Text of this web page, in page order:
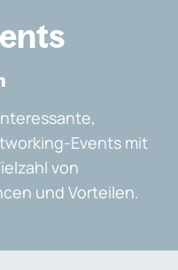
Events mit
von
und Vorteilen.